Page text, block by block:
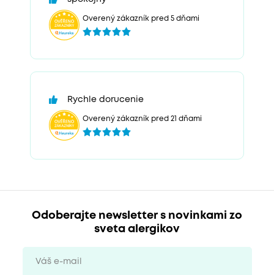
Overený zákazník pred 5 dňami
Rychle dorucenie
Overený zákazník pred 21 dňami
Odoberajte newsletter s novinkami zo
sveta alergikov